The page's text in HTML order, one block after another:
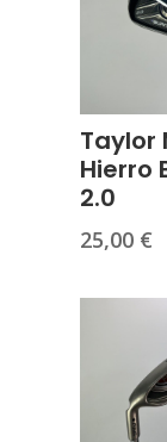
Taylor
Hierro
2.0
25,00 €